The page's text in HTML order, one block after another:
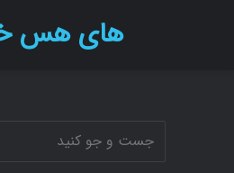
های هس